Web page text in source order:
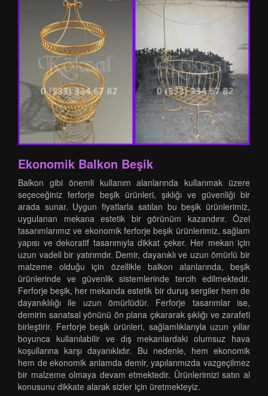
Ekonomik Balkon Beşik
Balkon gibi önemli kullanım alanlarında kullanmak üzere
seçeceğiniz ferforje beşik ürünleri, şıklığı ve güvenliği bir
arada sunar. Uygun fiyatlarla satılan bu beşik ürünlerimiz,
uygulanan mekana estetik bir görünüm kazandırır. Özel
tasarımlarımız ve ekonomik ferforje beşik ürünlerimiz, sağlam
yapısı ve dekoratif tasarımıyla dikkat çeker. Her mekan için
uzun vadeli bir yatırımdır. Demir, dayanıklı ve uzun ömürlü bir
malzeme olduğu için özellikle balkon alanlarında, beşik
ürünlerinde ve güvenlik sistemlerinde tercih edilmektedir.
Ferforje beşik, her mekanda estetik bir duruş sergiler hem de
dayanıklılığı ile uzun ömürlüdür. Ferforje tasarımlar ise,
demirin sanatsal yönünü ön plana çıkararak şıklığı ve zarafeti
birleştirir. Ferforje beşik ürünleri, sağlamlıklarıyla uzun yıllar
boyunca kullanılabilir ve dış mekanlardaki olumsuz hava
koşullarına karşı dayanıklıdır. Bu nedenle, hem ekonomik
hem de ekonomik anlamda demir, yapılarımızda vazgeçilmez
bir malzeme olmaya devam etmektedir. Ürünlerimizi satın al
konusunu dikkate alarak sizler için üretmekteyiz.